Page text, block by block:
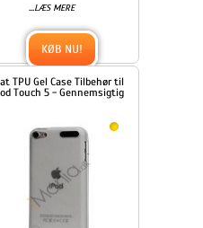
...LÆS MERE
KØB NU!
TPU Gel Case Tilbehør til
Touch 5 - Gennemsigtig